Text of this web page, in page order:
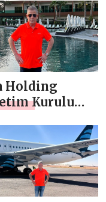
`dan
Haftası
Holding
Kurulu
`dan 3
Dünya
Günü